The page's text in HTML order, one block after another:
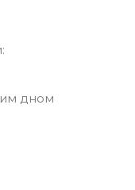
дном